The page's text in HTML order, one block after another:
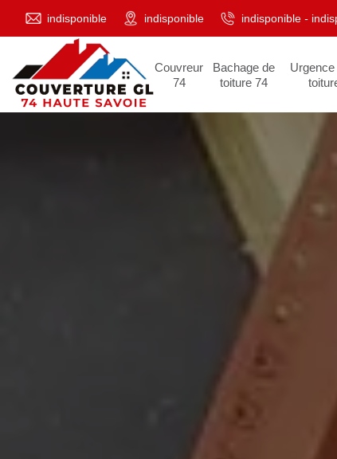
indisponible indisponible indisponible -
Couvreur
74
Bachage de
toiture 74